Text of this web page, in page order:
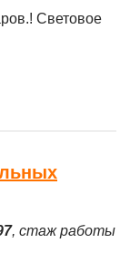
Световое
, стаж работы